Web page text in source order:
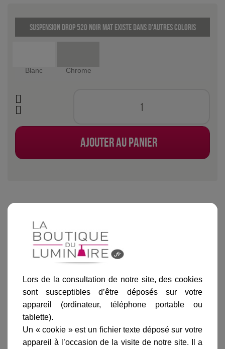
Suspension Drop 520 noir mat existe dans d'autres coloris
Blanc Chrome
Ajouter au panier
marque
livraison
avis clients
En savoir plus sur :Suspension Drop 520 noir mat -
LaBoutiqueDuLuminaire
Lors de la consultation de notre site, des cookies
sont susceptibles d’être déposés sur votre
appareil (ordinateur, téléphone portable ou
tablette).
Un « cookie » est un fichier texte déposé sur votre
appareil à l’occasion de la visite de notre site. Il a